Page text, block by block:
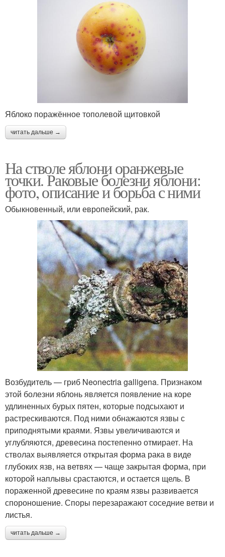
Яблоко поражённое тополевой щитовкой
читать дальше →
На стволе яблони оранжевые
точки. Раковые болезни яблони:
фото, описание и борьба с ними
Обыкновенный, или европейский, рак.
Возбудитель — гриб Neonectria galligena. Признаком
этой болезни яблонь является появление на коре
удлиненных бурых пятен, которые подсыхают и
растрескиваются. Под ними обнажаются язвы с
приподнятыми краями. Язвы увеличиваются и
углубляются, древесина постепенно отмирает. На
стволах выявляется открытая форма рака в виде
глубоких язв, на ветвях — чаще закрытая форма, при
которой наплывы срастаются, и остается щель. В
пораженной древесине по краям язвы развивается
спороношение. Споры перезаражают соседние ветви и
листья.
читать дальше →